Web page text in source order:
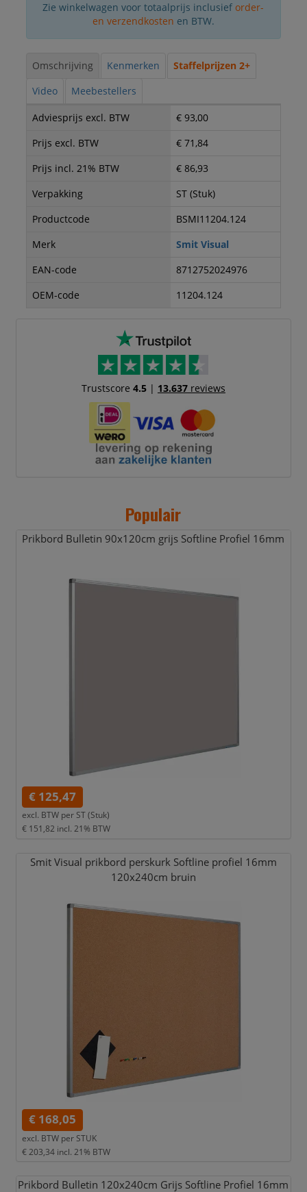
Zie winkelwagen voor totaalprijs inclusief order-
en verzendkosten en BTW.
Omschrijving Kenmerken
Staffelprijzen 2+
Video
Meebestellers
Adviesprijs excl. BTW
€ 93,00
Prijs excl. BTW
€ 71,84
Prijs incl. 21% BTW
€ 86,93
Verpakking
ST (Stuk)
Productcode
BSMI11204.124
Merk
Smit Visual
EAN-code
8712752024976
OEM-code
11204.124
Trustscore 4.5| 13.637reviews
Populair
Prikbord Bulletin 90x120cm grijs Softline Profiel 16mm
€ 125,47
excl. BTW per ST (Stuk)
€ 151,82 incl. 21% BTW
Smit Visual prikbord perskurk Softline profiel 16mm
120x240cm bruin
€ 168,05
excl. BTW per STUK
€ 203,34 incl. 21% BTW
Prikbord Bulletin 120x240cm Grijs Softline Profiel 16mm